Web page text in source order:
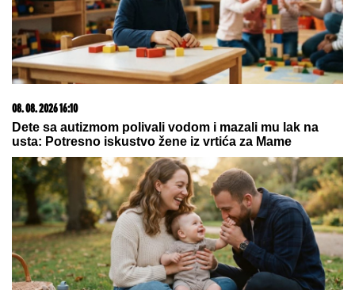
09. 08. 2026 06:26
Da li deca nasleđuju otpornost na stres? Evo šta kaže
nauka